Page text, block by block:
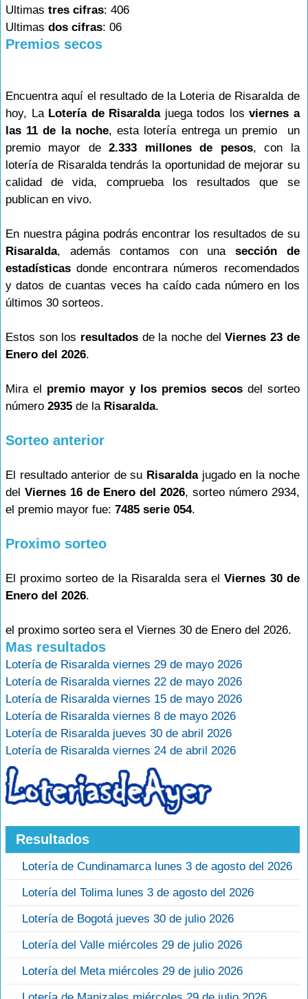
Ultimas tres cifras: 406
Ultimas dos cifras: 06
Premios secos
Encuentra aquí el resultado de la Loteria de Risaralda de
hoy, La Lotería de Risaraldajuega todos losviernes a
las 11 de la noche, esta lotería entrega un premio un
premio mayor de2.333 millones de pesos, con la
lotería de Risaralda tendrás la oportunidad de mejorar su
calidad de vida, comprueba los resultados que se
publican en vivo.
En nuestra página podrás encontrar los resultados de su
Risaralda, además contamos con una sección de
estadísticas donde encontrara números recomendados
y datos de cuantas veces ha caído cada número en los
últimos 30 sorteos.
Estos son los resultadosde la noche delViernes 23 de
Enero del 2026.
Mira el premio mayor y los premios secosdel sorteo
número 2935 de la Risaralda.
Sorteo anterior
El resultado anterior de su Risaraldajugado en la noche
del Viernes 16 de Enero del 2026, sorteo número 2934,
el premio mayor fue: 7485 serie 054.
Proximo sorteo
El proximo sorteo de la Risaralda sera elViernes 30 de
Enero del 2026.
el proximo sorteo sera el Viernes 30 de Enero del 2026.
Mas resultados
Lotería de Risaralda viernes 29 de mayo 2026
Lotería de Risaralda viernes 22 de mayo 2026
Lotería de Risaralda viernes 15 de mayo 2026
Lotería de Risaralda viernes 8 de mayo 2026
Lotería de Risaralda jueves 30 de abril 2026
Lotería de Risaralda viernes 24 de abril 2026
Resultados
Lotería de Cundinamarca lunes 3 de agosto del 2026
Lotería del Tolima lunes 3 de agosto del 2026
Lotería de Bogotá jueves 30 de julio 2026
Lotería del Valle miércoles 29 de julio 2026
Lotería del Meta miércoles 29 de julio 2026